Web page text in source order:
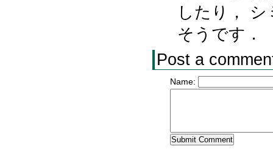
したり，
そうです．
Post a
Name: